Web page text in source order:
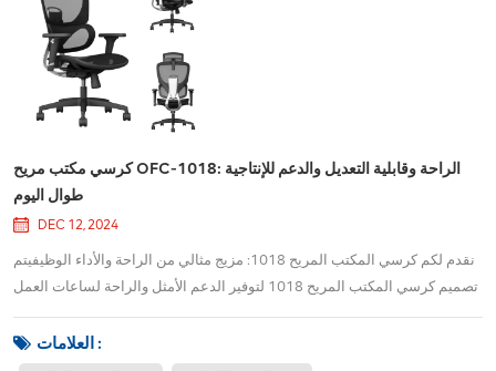
كرسي مكتب مريح OFC-1018: الراحة وقابلية التعديل والدعم للإنتاجية
طوال اليوم
DEC 12, 2024
نقدم لكم كرسي المكتب المريح 1018: مزيج مثالي من الراحة والأداء الوظيفيتم
تصميم كرسي المكتب المريح 1018 لتوفير الدعم الأمثل والراحة لساعات العمل
مجموعة من الميزات القابلة للتعديل لضمان تجربة جلوس مخصصة. فيما يلي
نظرة فاحصة على وظائفه...
العلامات :